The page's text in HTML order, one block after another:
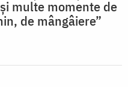
multe momente de
de mângâiere”